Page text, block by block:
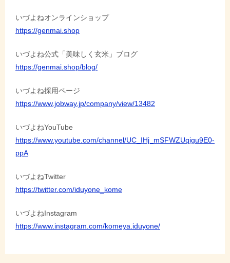
いづよねオンラインショップ
https://genmai.shop
いづよね公式「美味しく玄米」ブログ
https://genmai.shop/blog/
いづよね採用ページ
https://www.jobway.jp/company/view/13482
いづよねYouTube
https://www.youtube.com/channel/UC_IHj_mSFWZUqigu9E0-
ppA
いづよねTwitter
https://twitter.com/iduyone_kome
いづよねInstagram
https://www.instagram.com/komeya.iduyone/